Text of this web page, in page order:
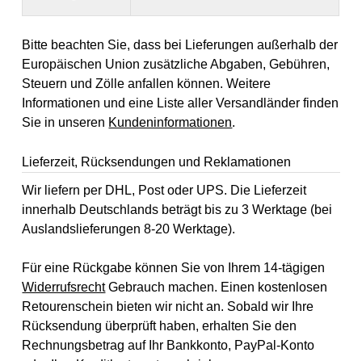
Bitte beachten Sie, dass bei Lieferungen außerhalb der
Europäischen Union zusätzliche Abgaben, Gebühren,
Steuern und Zölle anfallen können. Weitere
Informationen und eine Liste aller Versandländer finden
Sie in unseren Kundeninformationen.
Lieferzeit, Rücksendungen und Reklamationen
Wir liefern per DHL, Post oder UPS. Die Lieferzeit
innerhalb Deutschlands beträgt bis zu 3 Werktage (bei
Auslandslieferungen 8-20 Werktage).
Für eine Rückgabe können Sie von Ihrem 14-tägigen
WiderrufsrechtGebrauch machen. Einen kostenlosen
Retourenschein bieten wir nicht an. Sobald wir Ihre
Rücksendung überprüft haben, erhalten Sie den
Rechnungsbetrag auf Ihr Bankkonto, PayPal-Konto